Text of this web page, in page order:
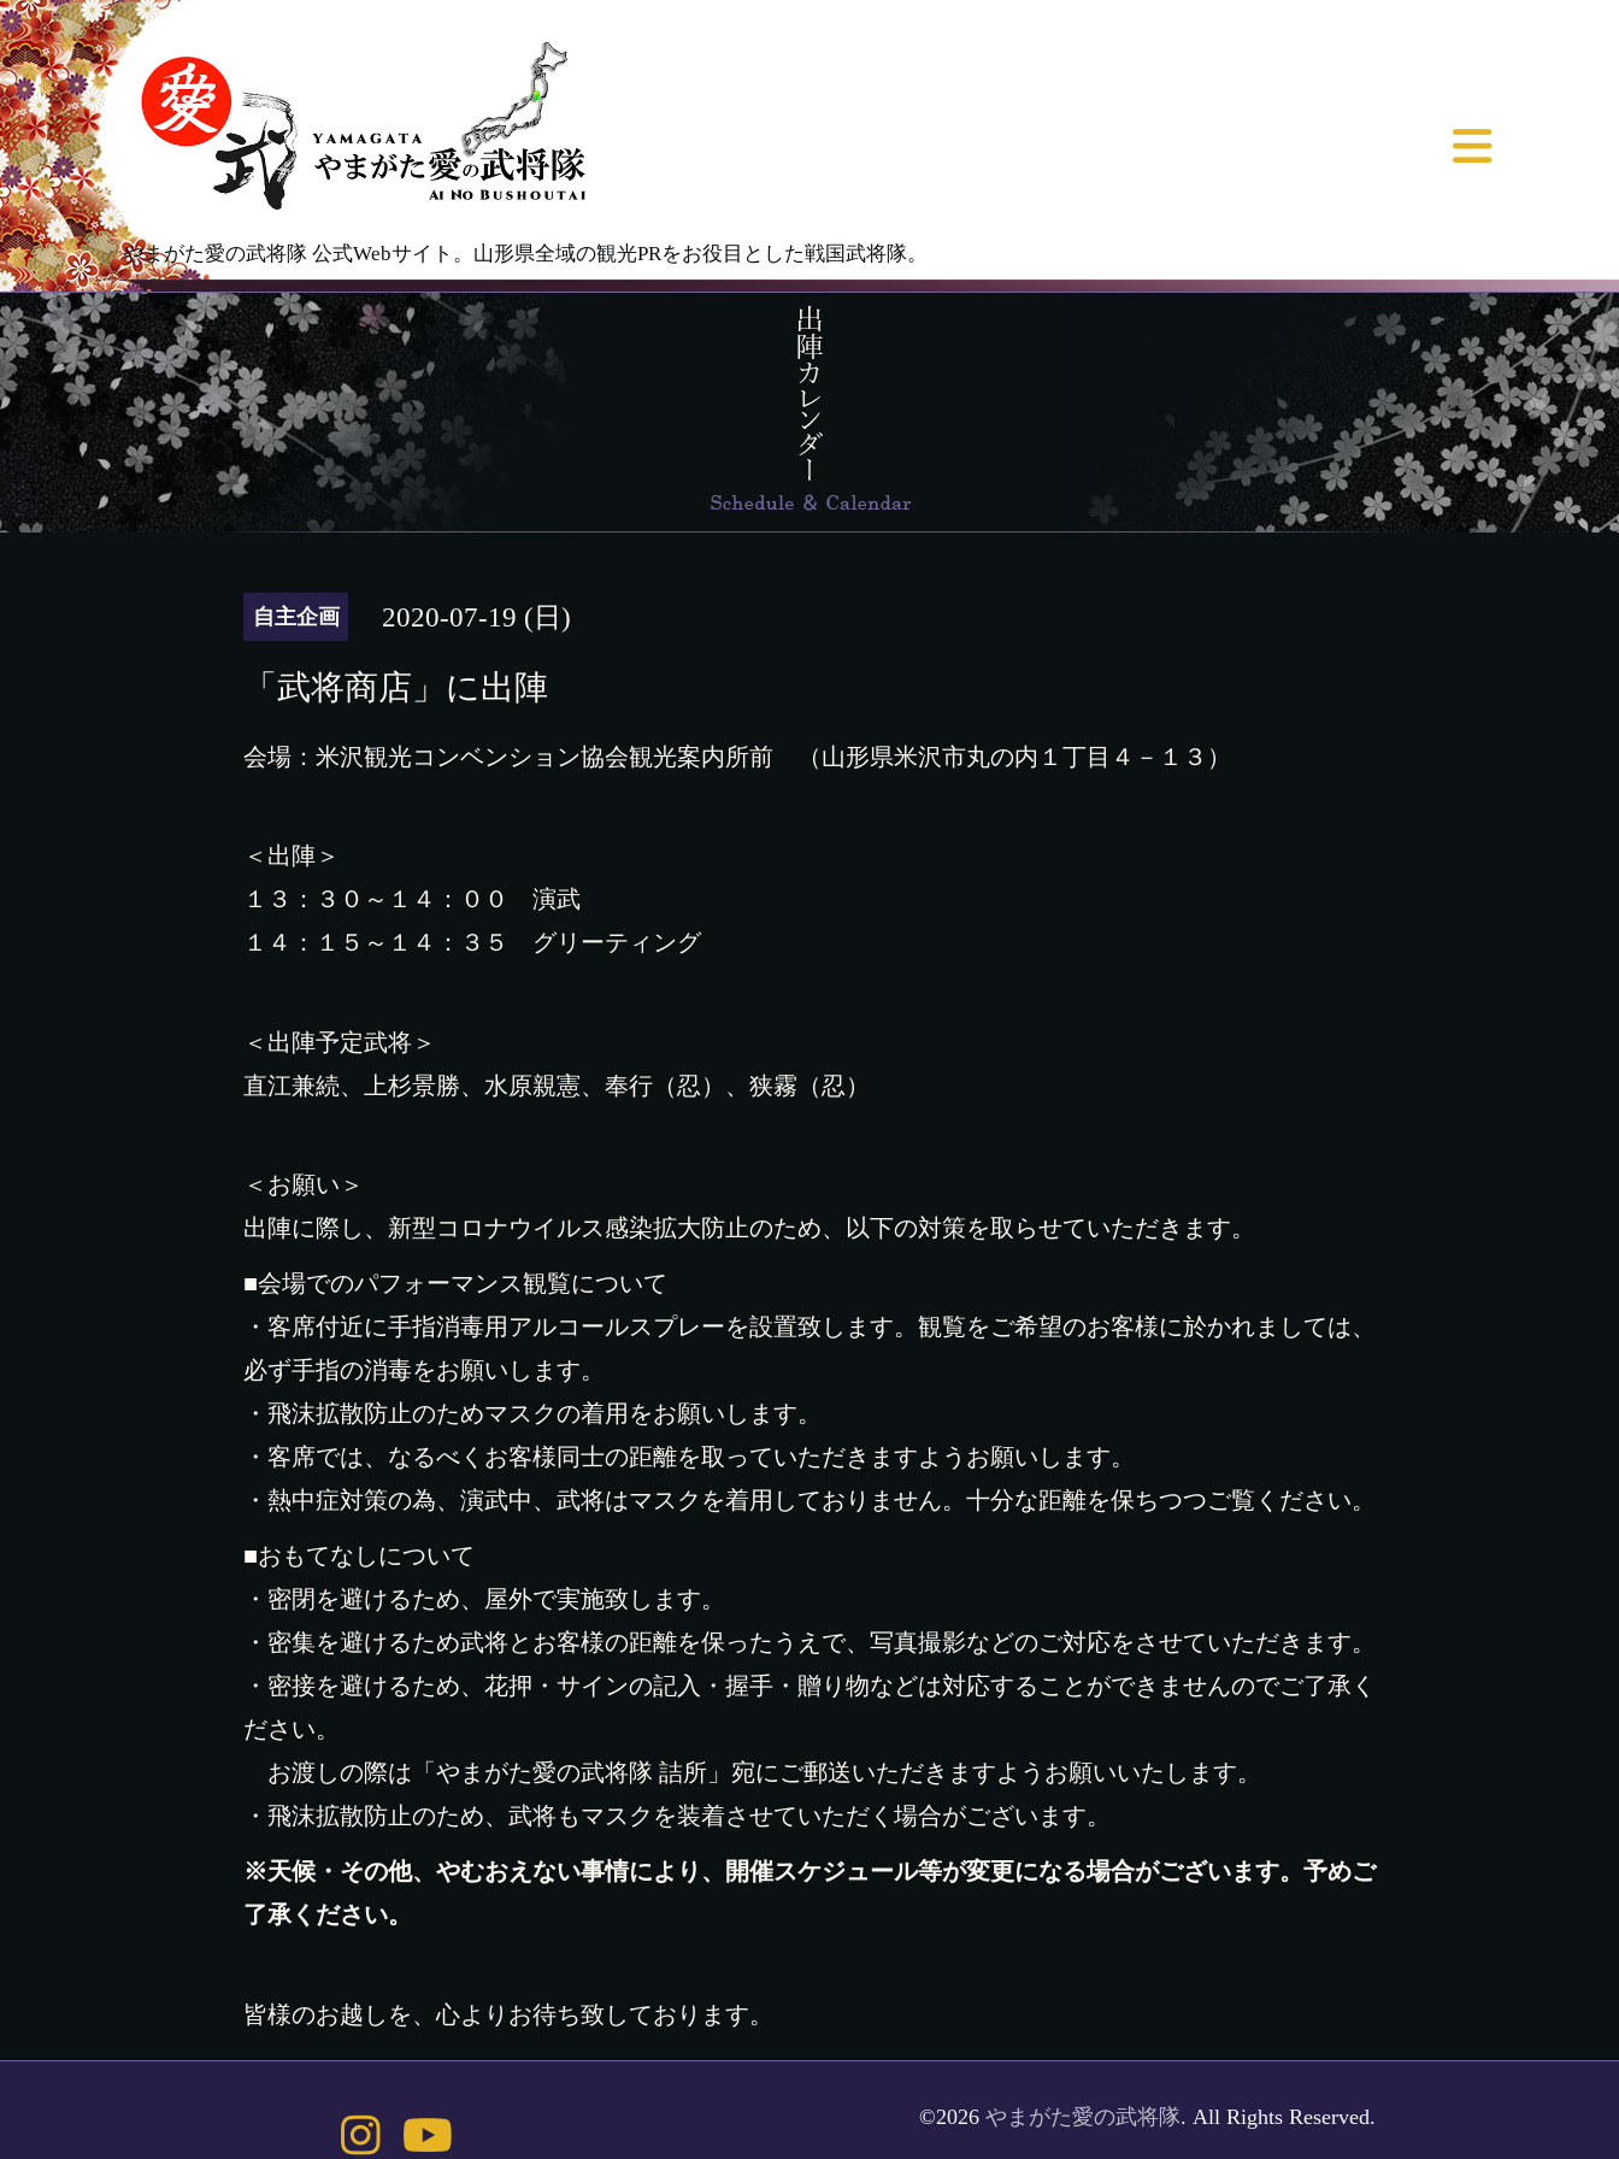
やまがた愛の武将隊 公式Webサイト。山形県全域の観光PRをお役目とした戦国武将隊。
自主企画 2020-07-19 (日)
「武将商店」に出陣
会場：米沢観光コンベンション協会観光案内所前 （山形県米沢市丸の内１丁目４－１３）
＜出陣＞
１３：３０～１４：００ 演武
１４：１５～１４：３５ グリーティング
＜出陣予定武将＞
直江兼続、上杉景勝、水原親憲、奉行（忍）、狭霧（忍）
＜お願い＞
出陣に際し、新型コロナウイルス感染拡大防止のため、以下の対策を取らせていただきます。
■会場でのパフォーマンス観覧について
・客席付近に手指消毒用アルコールスプレーを設置致します。観覧をご希望のお客様に於かれましては、
必ず手指の消毒をお願いします。
・飛沫拡散防止のためマスクの着用をお願いします。
・客席では、なるべくお客様同士の距離を取っていただきますようお願いします。
・熱中症対策の為、演武中、武将はマスクを着用しておりません。十分な距離を保ちつつご覧ください。
■おもてなしについて
・密閉を避けるため、屋外で実施致します。
・密集を避けるため武将とお客様の距離を保ったうえで、写真撮影などのご対応をさせていただきます。
・密接を避けるため、花押・サインの記入・握手・贈り物などは対応することができませんのでご了承く
ださい。
お渡しの際は「やまがた愛の武将隊 詰所」宛にご郵送いただきますようお願いいたします。
・飛沫拡散防止のため、武将もマスクを装着させていただく場合がございます。
※天候・その他、やむおえない事情により、開催スケジュール等が変更になる場合がございます。予めご
了承ください。
皆様のお越しを、心よりお待ち致しております。
©2026 やまがた愛の武将隊. All Rights Reserved.